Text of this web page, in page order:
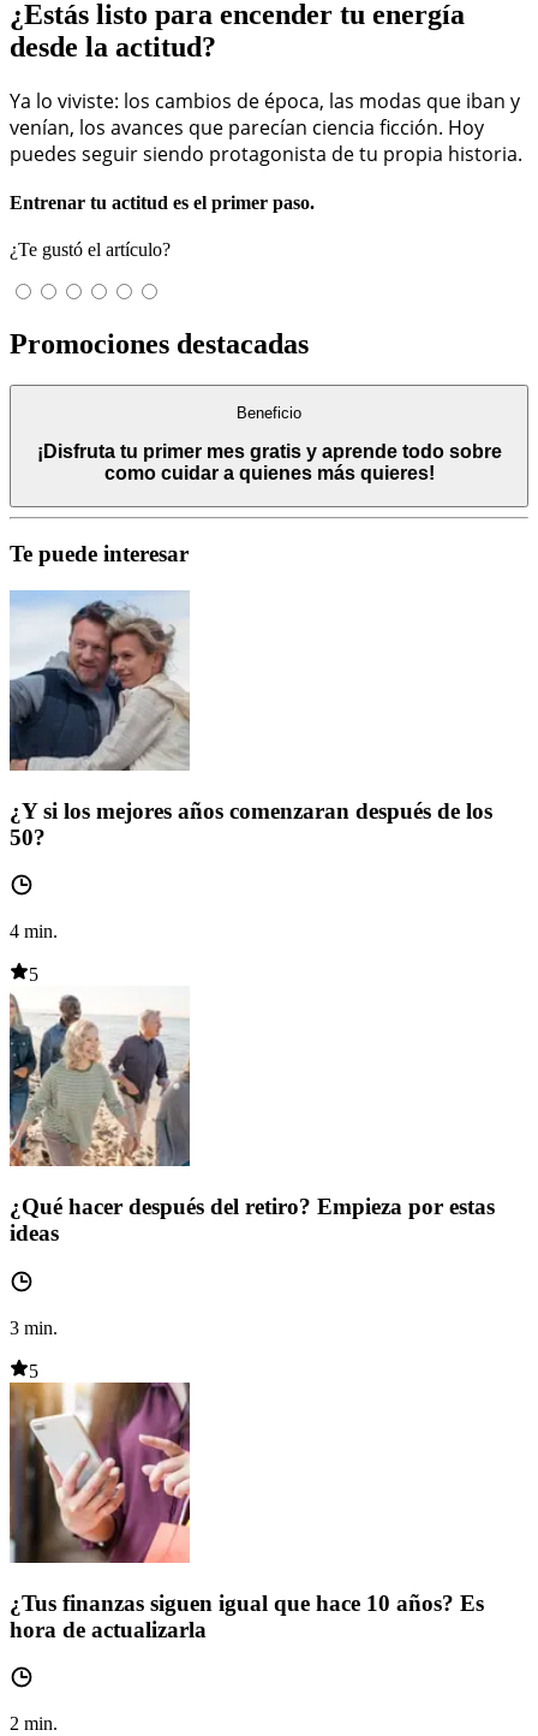
¿Estás listo para encender tu energía
desde la actitud?
Ya lo viviste: los cambios de época, las modas que iban y
venían, los avances que parecían ciencia ficción. Hoy
puedes seguir siendo protagonista de tu propia historia.
Entrenar tu actitud es el primer paso.
¿Te gustó el artículo?
Promociones destacadas
Beneficio
¡Disfruta tu primer mes gratis y aprende todo sobre
como cuidar a quienes más quieres!
Te puede interesar
¿Y si los mejores años comenzaran después de los
50?
4 min.
5
¿Qué hacer después del retiro? Empieza por estas
ideas
3 min.
5
¿Tus finanzas siguen igual que hace 10 años? Es
hora de actualizarla
2 min.